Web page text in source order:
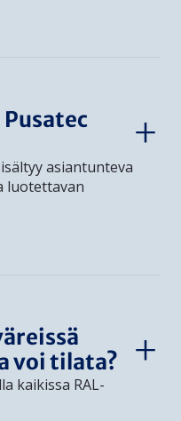
asiantunteva
luotettavan
voi tilata?
kaikissa RAL-